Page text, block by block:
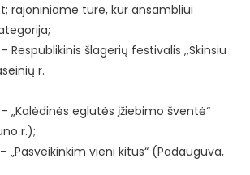
rajoniniame ture, kur ansambliui
Respublikinis šlagerių festivalis ,,Skinsiu
r.
„Kalėdinės eglutės įžiebimo šventė“
r.);
„Pasveikinkim vieni kitus“ (Padauguva,